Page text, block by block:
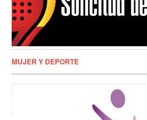
MUJER Y DEPORTE